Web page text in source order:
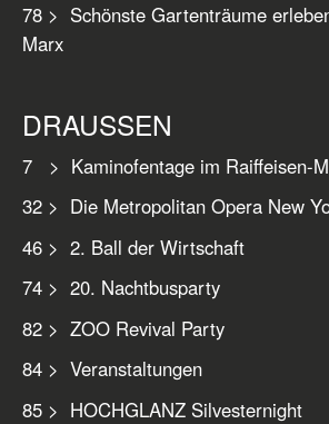
78 > Schönste Gartenträume
Marx
DRAUSSEN
7 > Kaminofentage im Raiffeisen-
32 > Die Metropolitan Opera New
46 > 2. Ball der Wirtschaft
74 > 20. Nachtbusparty
82 > ZOO Revival Party
84 > Veranstaltungen
85 > HOCHGLANZ Silvesternight